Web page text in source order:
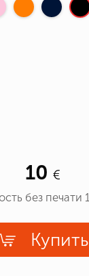
10
Купить
без печати 1